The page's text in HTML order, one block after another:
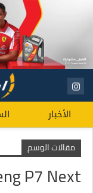
الأخبار
مقالات الوسم
P7 Next